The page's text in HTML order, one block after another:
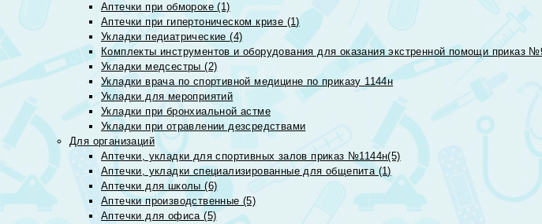
Аптечки при обмороке (1)
Аптечки при гипертоническом кризе (1)
Укладки педиатрические (4)
Комплекты инструментов и оборудования для оказания экстренной помощи приказ
Укладки медсестры (2)
Укладки врача по спортивной медицине по приказу 1144н
Укладки для мероприятий
Укладки при бронхиальной астме
Укладки при отравлении дезсредствами
Для организаций
Аптечки, укладки для спортивных залов приказ №1144н(5)
Аптечки, укладки специализированные для общепита (1)
Аптечки для школы (6)
Аптечки производственные (5)
Аптечки для офиса (5)